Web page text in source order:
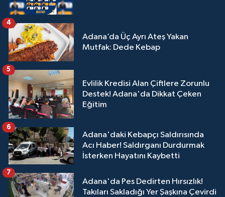
Adana’da Üç Ayrı Ateş Yakan
Mutfak: Dede Kebap
4
Evlilik Kredisi Alan Çiftlere Zorunlu
Destek! Adana'da Dikkat Çeken
Eğitim
5
Adana'daki Kebapçı Saldırısında
Acı Haber! Saldırganı Durdurmak
İsterken Hayatını Kaybetti
6
Adana'da Pes Dedirten Hırsızlık!
Takıları Sakladığı Yer Şaşkına Çevirdi
7